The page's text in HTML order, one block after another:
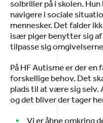
solbriller på i skolen.
navigere i sociale
mennesker. Det falder
især piger benytter sig
tilpasse sig
På HF Autisme er der
forskellige behov. Det
plads til at være sig selv.
og det bliver der tager
Vi er åbne omkring